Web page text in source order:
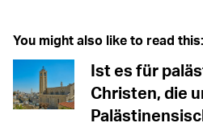
You might also like to read this:
Ist es für
Christen, die